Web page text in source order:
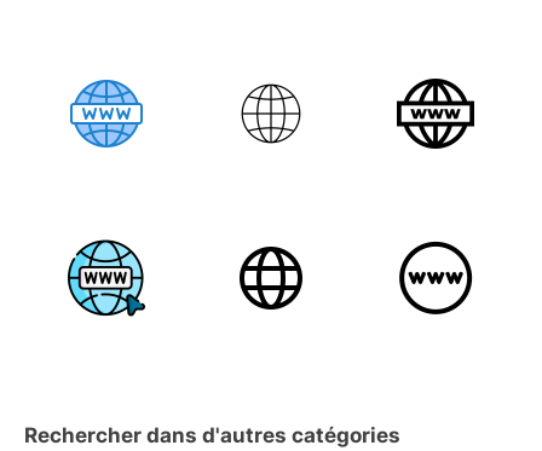
Rechercher dans d'autres catégories